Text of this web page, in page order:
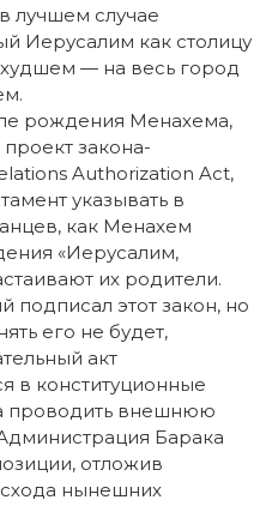
лучшем случае
Иерусалим как столицу
худшем — на весь город
рождения Менахема,
закона-
Authorization Act,
указывать в
как Менахем
«Иерусалим,
их родители.
этот закон, но
его не будет,
акт
в конституционные
проводить внешнюю
Барака
отложив
нынешних